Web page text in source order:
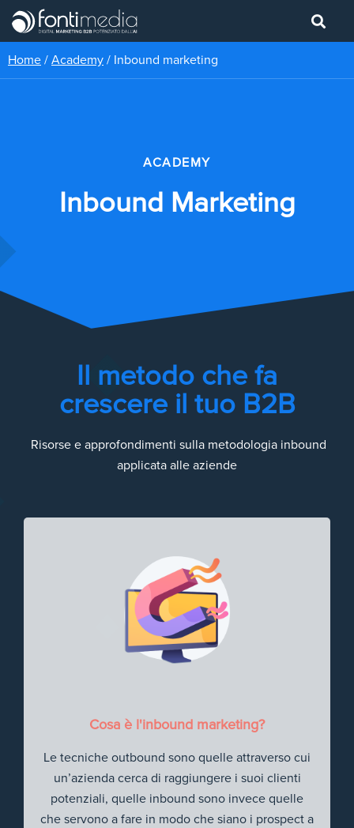
Home / Academy / Inbound marketing
ACADEMY
Inbound Marketing
Il metodo che fa
crescere il tuo B2B
Risorse e approfondimenti sulla metodologia inbound
applicata alle aziende
Cosa è l'inbound marketing?
Le tecniche outbound sono quelle attraverso cui
un’azienda cerca di raggiungere i suoi clienti
potenziali, quelle inbound sono invece quelle
che servono a fare in modo che siano i prospect a